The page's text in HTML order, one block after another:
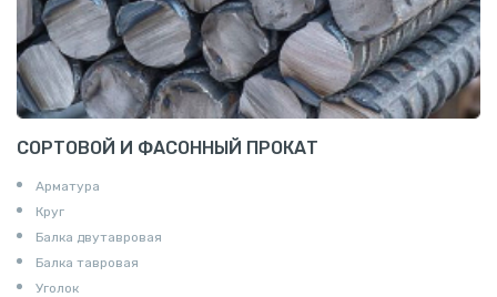
СОРТОВОЙ И ФАСОННЫЙ ПРОКАТ
Арматура
Круг
Балка двутавровая
Балка тавровая
Уголок